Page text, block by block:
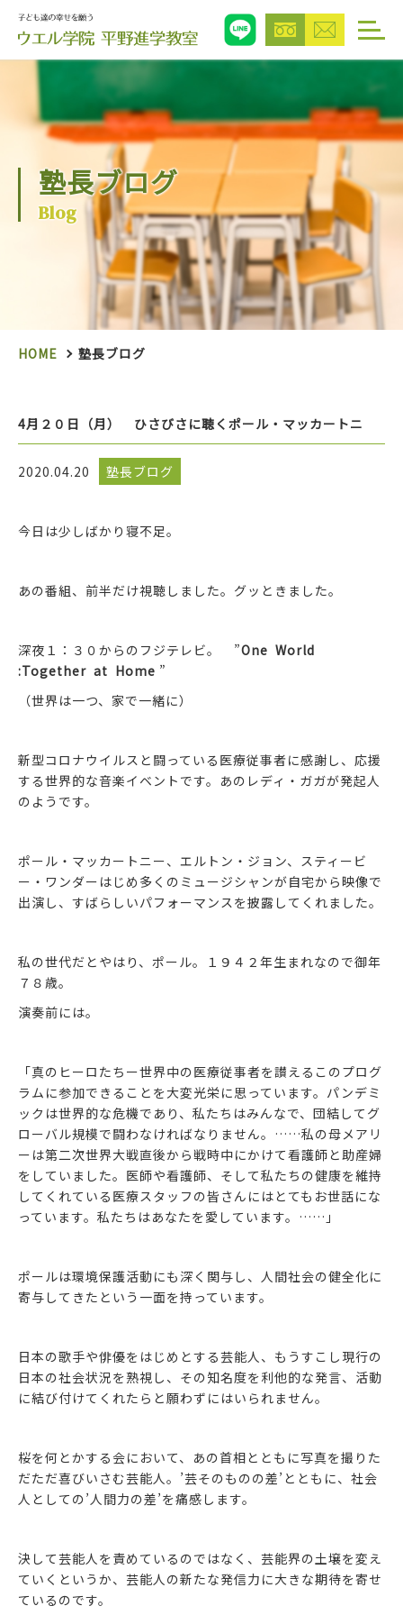
塾長ブログ
Blog
HOME 塾長ブログ
4月２０日（月） ひさびさに聴くポール・マッカートニ
2020.04.20 塾長ブログ
今日は少しばかり寝不足。
あの番組、前半だけ視聴しました。グッときました。
深夜１：３０からのフジテレビ。 ”One World
:Together at Home ”
（世界は一つ、家で一緒に）
新型コロナウイルスと闘っている医療従事者に感謝し、応援
する世界的な音楽イベントです。あのレディ・ガガが発起人
のようです。
ポール・マッカートニー、エルトン・ジョン、スティービ
ー・ワンダーはじめ多くのミュージシャンが自宅から映像で
出演し、すばらしいパフォーマンスを披露してくれました。
私の世代だとやはり、ポール。１９４２年生まれなので御年
７８歳。
演奏前には。
「真のヒーロたちー世界中の医療従事者を讃えるこのプログ
ラムに参加できることを大変光栄に思っています。パンデミ
ックは世界的な危機であり、私たちはみんなで、団結してグ
ローバル規模で闘わなければなりません。……私の母メアリ
ーは第二次世界大戦直後から戦時中にかけて看護師と助産婦
をしていました。医師や看護師、そして私たちの健康を維持
してくれている医療スタッフの皆さんにはとてもお世話にな
っています。私たちはあなたを愛しています。……」
ポールは環境保護活動にも深く関与し、人間社会の健全化に
寄与してきたという一面を持っています。
日本の歌手や俳優をはじめとする芸能人、もうすこし現行の
日本の社会状況を熟視し、その知名度を利他的な発言、活動
に結び付けてくれたらと願わずにはいられません。
桜を何とかする会において、あの首相とともに写真を撮りた
だただ喜びいさむ芸能人。’芸そのものの差’とともに、社会
人としての’人間力の差’を痛感します。
決して芸能人を責めているのではなく、芸能界の土壌を変え
ていくというか、芸能人の新たな発信力に大きな期待を寄せ
ているのです。